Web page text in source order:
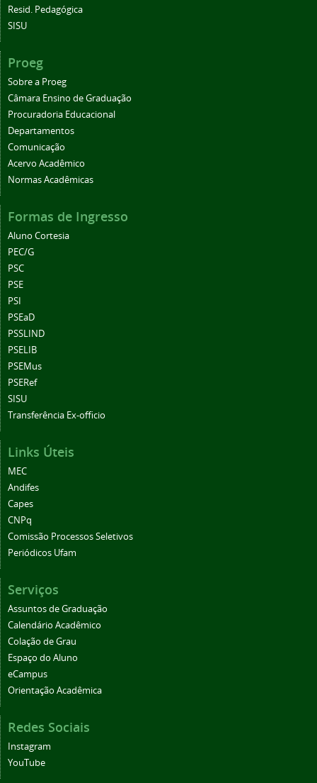
Resid. Pedagógica
SISU
Proeg
Sobre a Proeg
Câmara Ensino de Graduação
Procuradoria Educacional
Departamentos
Comunicação
Acervo Acadêmico
Normas Acadêmicas
Formas de Ingresso
Aluno Cortesia
PEC/G
PSC
PSE
PSI
PSEaD
PSSLIND
PSELIB
PSEMus
PSERef
SISU
Transferência Ex-officio
Links Úteis
MEC
Andifes
Capes
CNPq
Comissão Processos Seletivos
Periódicos Ufam
Serviços
Assuntos de Graduação
Calendário Acadêmico
Colação de Grau
Espaço do Aluno
eCampus
Orientação Acadêmica
Redes Sociais
Instagram
YouTube